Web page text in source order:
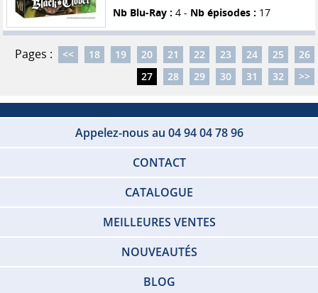
Nb Blu-Ray : 4 - Nb épisodes : 17
Pages : << 18 19 20 21 22 23 24 25
26
27
28 29 30 31 32 >>
Appelez-nous au 04 94 04 78 96
CONTACT
CATALOGUE
MEILLEURES VENTES
NOUVEAUTÉS
BLOG